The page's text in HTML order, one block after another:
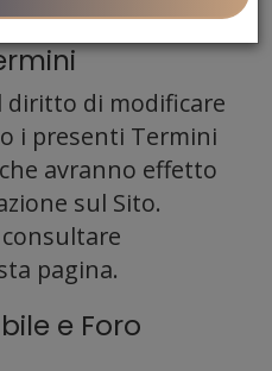
diritto di modificare
i presenti Termini
avranno effetto
sul Sito.
pagina.
e Foro